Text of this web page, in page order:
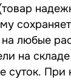
любые
на складе
суток.